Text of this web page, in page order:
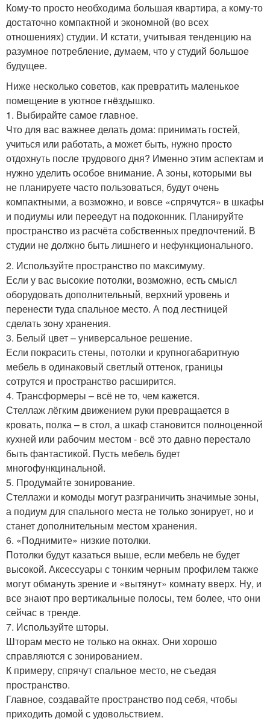
Кому-то просто необходима большая квартира, а кому-то
достаточно компактной и экономной (во всех
отношениях) студии. И кстати, учитывая тенденцию на
разумное потребление, думаем, что у студий большое
будущее.
Ниже несколько советов, как превратить маленькое
помещение в уютное гнëздышко.
1. Выбирайте самое главное.
Что для вас важнее делать дома: принимать гостей,
учиться или работать, а может быть, нужно просто
отдохнуть после трудового дня? Именно этим аспектам и
нужно уделить особое внимание. А зоны, которыми вы
не планируете часто пользоваться, будут очень
компактными, а возможно, и вовсе «спрячутся» в шкафы
и подиумы или переедут на подоконник. Планируйте
пространство из расчёта собственных предпочтений. В
студии не должно быть лишнего и нефункционального.
2. Используйте пространство по максимуму.
Если у вас высокие потолки, возможно, есть смысл
оборудовать дополнительный, верхний уровень и
перенести туда спальное место. А под лестницей
сделать зону хранения.
3. Белый цвет – универсальное решение.
Если покрасить стены, потолки и крупногабаритную
мебель в одинаковый светлый оттенок, границы
сотрутся и пространство расширится.
4. Трансформеры – всё не то, чем кажется.
Стеллаж лёгким движением руки превращается в
кровать, полка – в стол, а шкаф становится полноценной
кухней или рабочим местом - всё это давно перестало
быть фантастикой. Пусть мебель будет
многофункцинальной.
5. Продумайте зонирование.
Стеллажи и комоды могут разграничить значимые зоны,
а подиум для спального места не только зонирует, но и
станет дополнительным местом хранения.
6. «Поднимите» низкие потолки.
Потолки будут казаться выше, если мебель не будет
высокой. Аксессуары с тонким черным профилем также
могут обмануть зрение и «вытянут» комнату вверх. Ну, и
все знают про вертикальные полосы, тем более, что они
сейчас в тренде.
7. Используйте шторы.
Шторам место не только на окнах. Они хорошо
справляются с зонированием.
К примеру, спрячут спальное место, не съедая
пространство.
Главное, создавайте пространство под себя, чтобы
приходить домой с удовольствием.